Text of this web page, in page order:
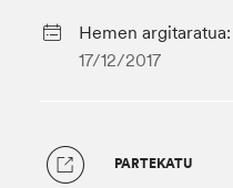
Hemen argitaratua:
17/12/2017
PARTEKATU